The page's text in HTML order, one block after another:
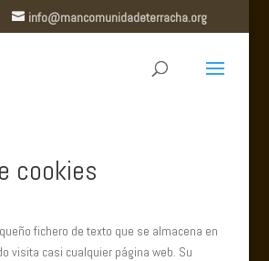
info@mancomunidadeterracha.org
cookies
fichero de texto que se almacena en
visita casi cualquier página web. Su